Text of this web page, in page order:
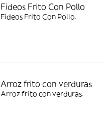
Fideos Frito Con Pollo
Fideos Frito Con Pollo.
Arroz frito con verduras
Arroz frito con verduras.